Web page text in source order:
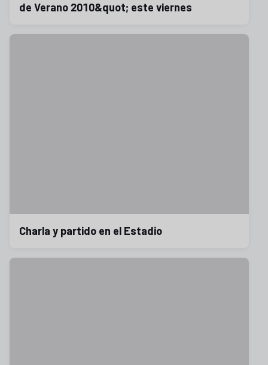
de Verano 2010&quot; este viernes
Charla y partido en el Estadio